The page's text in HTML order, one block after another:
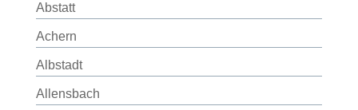
Abstatt
Achern
Albstadt
Allensbach